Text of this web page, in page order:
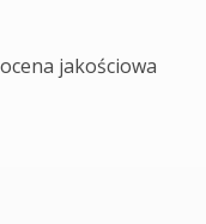
jakościowa